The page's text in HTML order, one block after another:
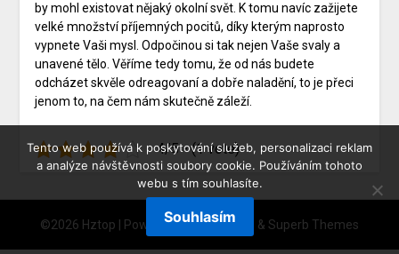
by mohl existovat nějaký okolní svět. K tomu navíc zažijete
velké množství příjemných pocitů, díky kterým naprosto
vypnete Vaši mysl. Odpočinou si tak nejen Vaše svaly a
unavené tělo. Věříme tedy tomu, že od nás budete
odcházet skvěle odreagovaní a dobře naladění, to je přeci
jenom to, na čem nám skutečně záleží.
4/5 - (1 vote)
©2026 Hztop | Powered byWordPress & Superb Themes
Tento web používá k poskytování služeb, personalizaci reklam
a analýze návštěvnosti soubory cookie. Používáním tohoto
webu s tím souhlasíte.
Souhlasím